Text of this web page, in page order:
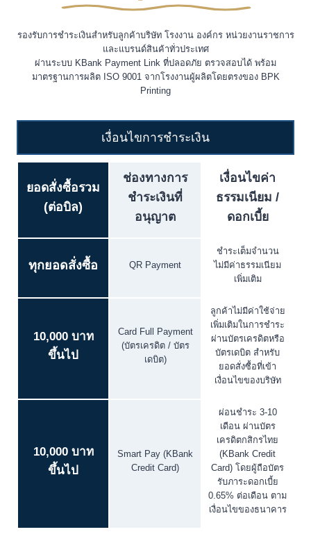
รองรับการชำระเงินสำหรับลูกค้าบริษัท โรงงาน องค์กร หน่วยงานราชการ
และแบรนด์สินค้าทั่วประเทศ
ผ่านระบบ KBank Payment Link ที่ปลอดภัย ตรวจสอบได้ พร้อม
มาตรฐานการผลิต ISO 9001 จากโรงงานผู้ผลิตโดยตรงของ BPK
Printing
เงื่อนไขการชำระเงิน
ยอดสั่งซื้อรวม
(ต่อบิล)
ช่องทางการ
ชำระเงินที่
อนุญาต
เงื่อนไขค่า
ธรรมเนียม /
ดอกเบี้ย
ทุกยอดสั่งซื้อ QR Payment
ชำระเต็มจำนวน
ไม่มีค่าธรรมเนียม
เพิ่มเติม
10,000 บาท
ขึ้นไป
Card Full Payment
(บัตรเครดิต / บัตร
เดบิต)
ลูกค้าไม่มีค่าใช้จ่าย
เพิ่มเติมในการชำระ
ผ่านบัตรเครดิตหรือ
บัตรเดบิต สำหรับ
ยอดสั่งซื้อที่เข้า
เงื่อนไขของบริษัท
10,000 บาท
ขึ้นไป
Smart Pay (KBank
Credit Card)
ผ่อนชำระ 3-10
เดือน ผ่านบัตร
เครดิตกสิกรไทย
(KBank Credit
Card) โดยผู้ถือบัตร
รับภาระดอกเบี้ย
0.65% ต่อเดือน ตาม
เงื่อนไขของธนาคาร